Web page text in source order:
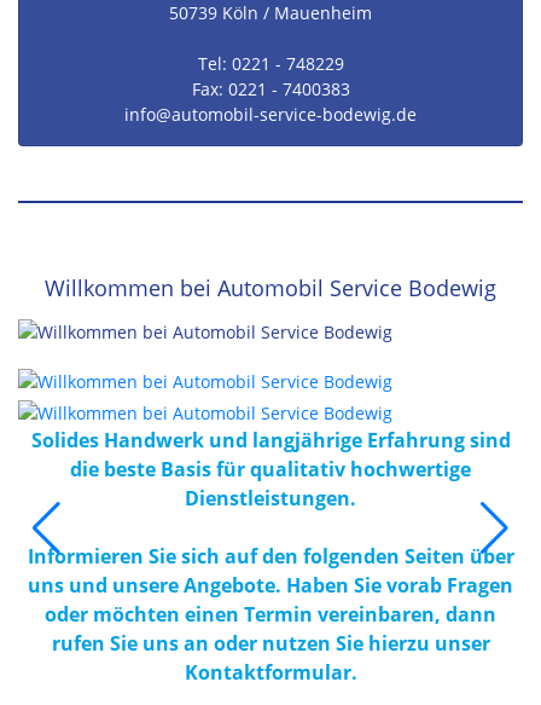
50739 Köln / Mauenheim
Tel: 0221 - 748229
Fax: 0221 - 7400383
info@automobil-service-bodewig.de
Willkommen bei Automobil Service Bodewig
Solides Handwerk und langjährige Erfahrung sind
die beste Basis für qualitativ hochwertige
Dienstleistungen.
Informieren Sie sich auf den folgenden Seiten über
uns und unsere Angebote. Haben Sie vorab Fragen
oder möchten einen Termin vereinbaren, dann
rufen Sie uns an oder nutzen Sie hierzu unser
Kontaktformular.